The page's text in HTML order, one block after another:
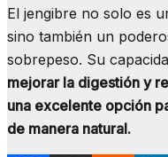
El jengibre no solo es
sino también un
sobrepeso. Su
mejorar la digestión y
una excelente opción
de manera natural.